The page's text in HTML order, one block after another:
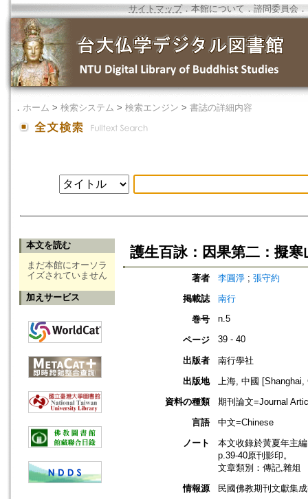
サイトマップ．本館について ． 諮問委員会 ．
． ホーム > 検索システム > 検索エンジン > 書誌の詳細内容
本文を読む
まだ本館にオーソラ
イズされていません
加えサービス
護生百詠：因果第二：擬寒
著者 李圓淨 ; 張守約
掲載誌
南行
巻号
n.5
ページ 39 - 40
出版者
南行學社
出版地
上海, 中國 [Shanghai,
資料の種類
期刊論文=Journal
言語
中文=Chinese
ノート
本文收錄於黃夏年主
p.39-40原刊影印。
文章類別：傳記,雜俎
情報源
民國佛教期刊文獻集